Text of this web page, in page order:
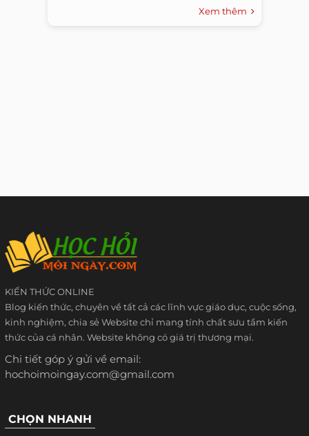
Xem thêm
KIẾN THỨC ONLINE
Blog kiến thức, chuyên về tất cả các lĩnh vực giáo dục, cuộc sống,
kinh nghiệm, chia sẻ Website chỉ mang tính chất sưu tầm kiến
thức của cá nhân. Website không có giá trị thương mại.
Chi tiết góp ý gửi về email:
hochoimoingay.com@gmail.com
CHỌN NHANH